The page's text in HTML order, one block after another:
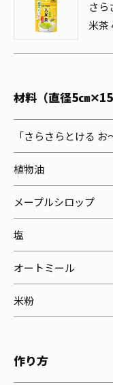
お茶の妖精
Crazy Jasmineさら
米茶
材料（直径5㎝✕15
「さらさらとける
植物油
メープルシロップ
塩
オートミール
米粉
作り方